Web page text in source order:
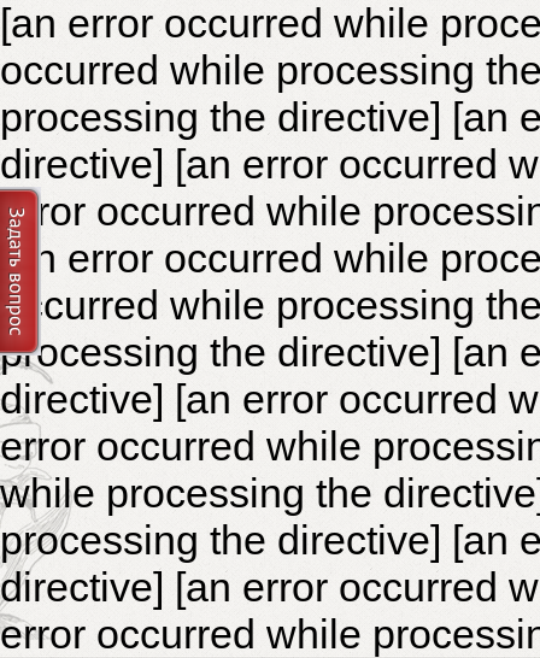
[an error occurred while
occurred while processing
processing the directive] [an
directive] [an error occurred
error occurred while
[an error occurred while
occurred while processing
processing the directive] [an
directive] [an error occurred
error occurred while
while processing the
processing the directive] [an
directive] [an error occurred
error occurred while